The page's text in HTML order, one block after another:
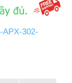
302-